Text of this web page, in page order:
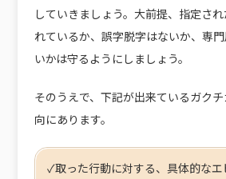
していきましょう。大前提、指定さ
れているか、誤字脱字はないか、専
いかは守るようにしましょう。
そのうえで、下記が出来ているガク
向にあります。
✓取った行動に対する、具体的なエ